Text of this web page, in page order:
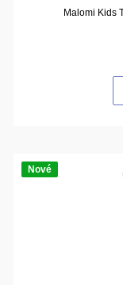
Malomi Kids
Nové